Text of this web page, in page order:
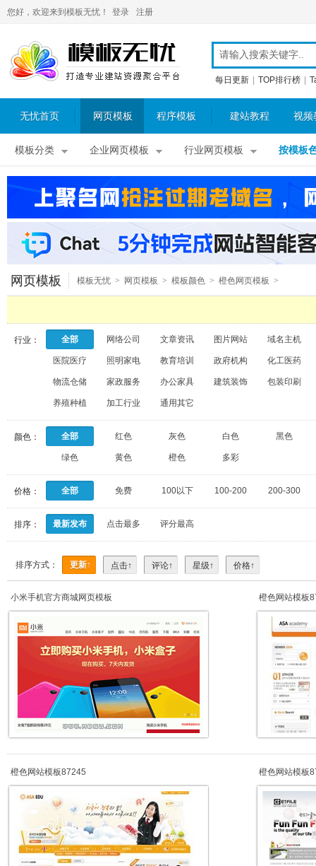
您好，欢迎来到模板无忧！ 登录 注册
每日更新 TOP排行榜
无忧首页 网页模板 程序模板 建站教程 视频
模板分类 企业网页模板 行业网页模板 按模板
网页模板 模板无忧 > 网页模板 > 模板颜色 > 橙色网页模板 >
行业： 全部 网络公司 文章资讯 图片网站 域名主机
医院医疗 照明家电 教育培训 政府机构 化工医药
物流仓储 家政服务 办公家具 建筑装饰 包装印刷
养殖种植 加工行业 通用其它
颜色： 全部 红色 灰色 白色 黑色
绿色 黄色 橙色 多彩
价格： 全部 免费 100以下 100-200 200-300
排序： 最新发布 点击最多 评分最高
排序方式： 更新↑ 点击↑ 评论↑ 星级↑ 价格↑
小米手机官方商城网页模板 橙色网站模板
橙色网站模板87245 橙色网站模板